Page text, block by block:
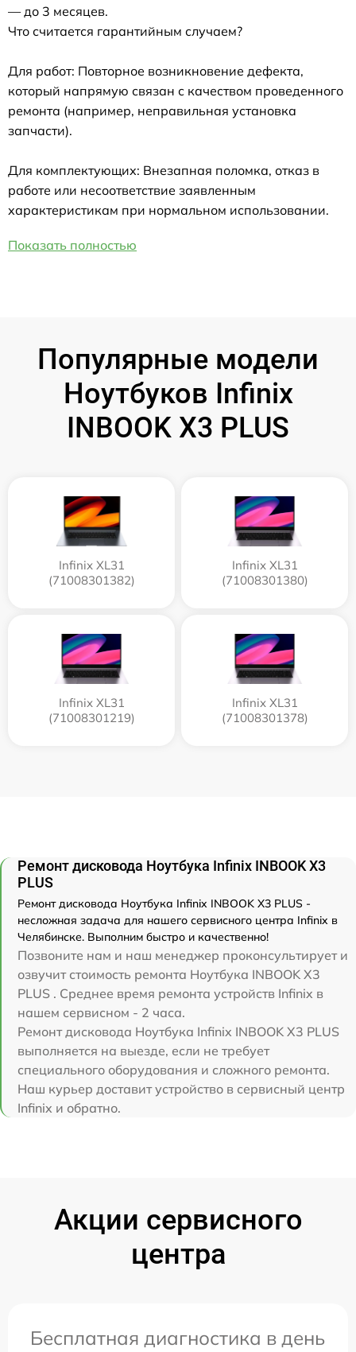
— до 3 месяцев.
Что считается гарантийным случаем?
Для работ: Повторное возникновение дефекта,
который напрямую связан с качеством проведенного
ремонта (например, неправильная установка
запчасти).
Для комплектующих: Внезапная поломка, отказ в
работе или несоответствие заявленным
характеристикам при нормальном использовании.
Показать полностью
Популярные модели
Ноутбуков Infinix
INBOOK X3 PLUS
Infinix XL31
(71008301382)
Infinix XL31
(71008301380)
Infinix XL31
(71008301219)
Infinix XL31
(71008301378)
Ремонт дисковода Ноутбука Infinix INBOOK X3
PLUS
Ремонт дисковода Ноутбука Infinix INBOOK X3 PLUS -
несложная задача для нашего сервисного центра Infinix в
Челябинске. Выполним быстро и качественно!
Позвоните нам и наш менеджер проконсультирует и
озвучит стоимость ремонта Ноутбука INBOOK X3
PLUS . Среднее время ремонта устройств Infinix в
нашем сервисном - 2 часа.
Ремонт дисковода Ноутбука Infinix INBOOK X3 PLUS
выполняется на выезде, если не требует
специального оборудования и сложного ремонта.
Наш курьер доставит устройство в сервисный центр
Infinix и обратно.
Акции сервисного
центра
Бесплатная диагностика в день